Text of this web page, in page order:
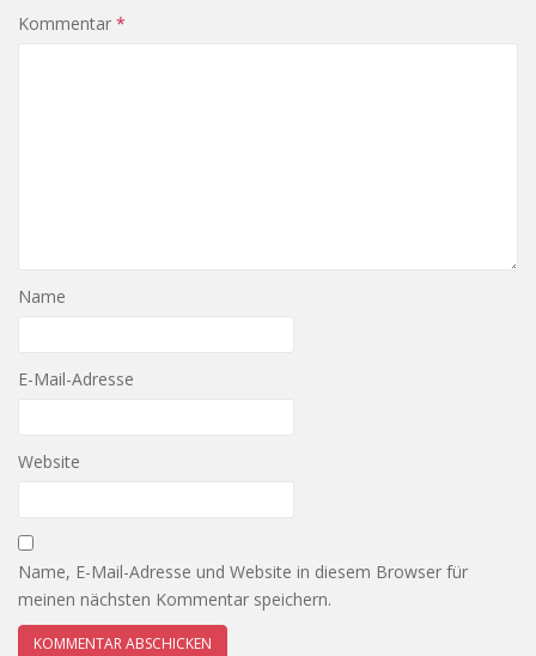
Kommentar *
Name
E-Mail-Adresse
Website
Name, E-Mail-Adresse und Website in diesem Browser für
meinen nächsten Kommentar speichern.